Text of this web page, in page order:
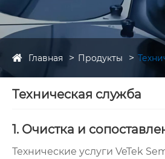
Главная Продукты
Техническая служба
1. Очистка и
Технические услуги VeTek